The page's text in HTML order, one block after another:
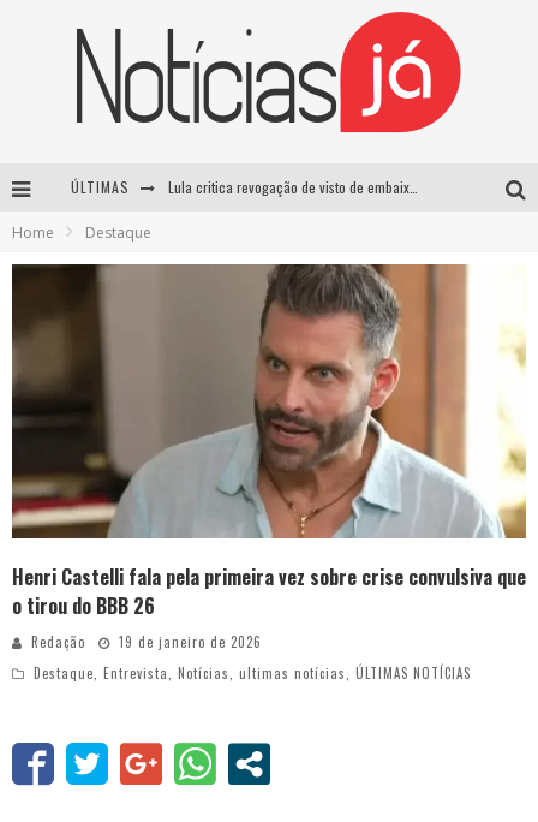
ÚLTIMAS Lula critica revogação de visto de embaixadora brasileira pelos EUA e chama medida de “irresponsável”
Home Destaque
Henri Castelli fala pela primeira vez sobre crise convulsiva que
o tirou do BBB 26
Redação
19 de janeiro de 2026
Destaque, Entrevista, Notícias, ultimas notícias, ÚLTIMAS NOTÍCIAS